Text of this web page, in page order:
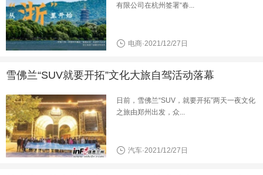
有限公司在杭州签署“春...
电商·2021/12/27日
雪佛兰“SUV就要开拓”文化大旅自驾活动落幕
日前，雪佛兰“SUV，就要开拓”两天一夜文化
之旅由郑州出发，众...
汽车·2021/12/27日